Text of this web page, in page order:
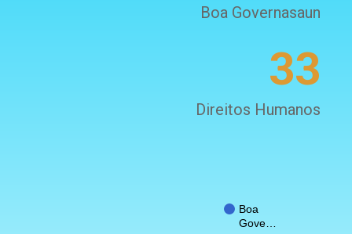
Boa Governasaun
33
Direitos Humanos
Boa
Gove…